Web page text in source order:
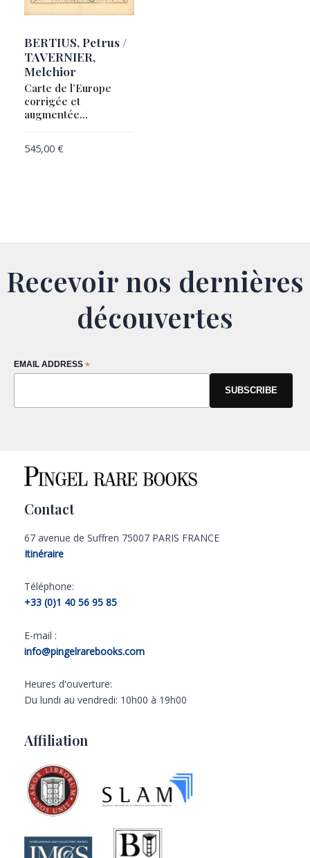
BERTIUS, Petrus /
TAVERNIER,
Melchior
Carte de l’Europe
corrigée et
augmentée…
545,00 €
Recevoir nos dernières
découvertes
EMAIL ADDRESS *
Contact
67 avenue de Suffren 75007 PARIS FRANCE
Itinéraire
Téléphone:
+33 (0)1 40 56 95 85
E-mail :
info@pingelrarebooks.com
Heures d'ouverture:
Du lundi au vendredi: 10h00 à 19h00
Affiliation